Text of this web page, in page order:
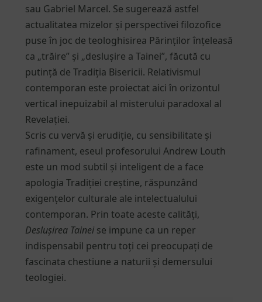
sau Gabriel Marcel. Se sugerează astfel
actualitatea mizelor și perspectivei filozofice
puse în joc de teologhisirea Părinților înțeleasă
ca „trăire” și „deslușire a Tainei”, făcută cu
putință de Tradiția Bisericii. Relativismul
contemporan este proiectat aici în orizontul
vertical inepuizabil al misterului paradoxal al
Revelației.
Scris cu vervă și erudiție, cu sensibilitate și
rafinament, eseul profesorului Andrew Louth
este un mod subtil și inteligent de a face
apologia Tradiției creștine, răspunzând
exigențelor culturale ale intelectualului
contemporan. Prin toate aceste calități,
Deslușirea Tainei se impune ca un reper
indispensabil pentru toți cei preocupați de
fascinata chestiune a naturii și demersului
teologiei.